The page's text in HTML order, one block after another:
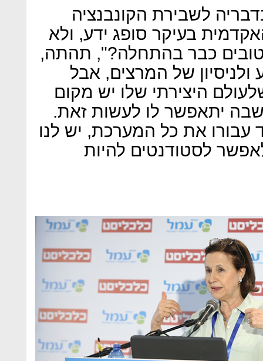
לשבירת הקונבנציה
בעיקר סופג ידע, ולא
טובים כבר בהתחלה?", תהתה,
ולניסיון של המרצים, אבל
היצירתי שלו יש מקום
יתאפשר לו לעשות זאת.
עבורו את כל המערכת, יש לנו
לסטודנטים להיות